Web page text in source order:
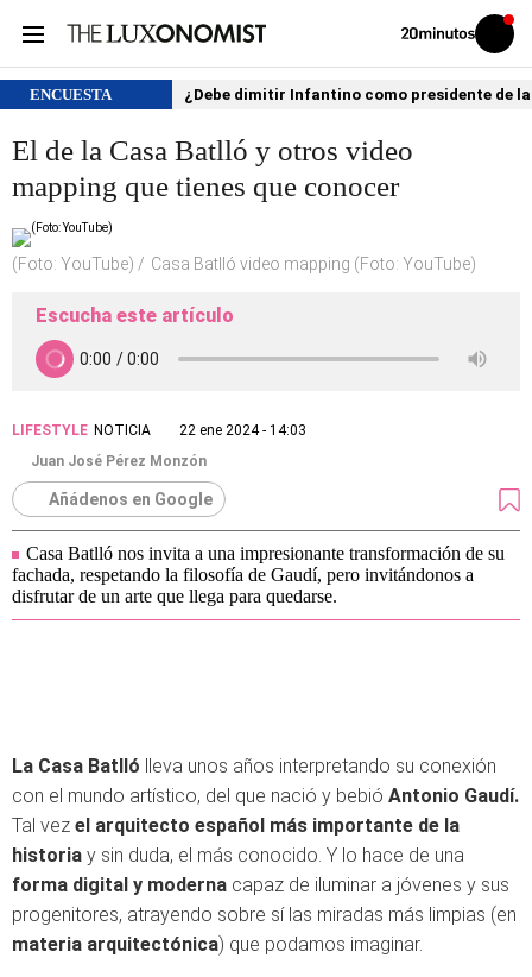
Volver
Iniciar
sesión
ENCUESTA ¿Debe dimitir Infantino como presidente de
El de la Casa Batlló y otros video
mapping que tienes que conocer
(Foto: YouTube) Casa Batlló video mapping (Foto: YouTube)
Escucha este artículo
LIFESTYLE NOTICIA
22 ene 2024 - 14:03
Juan José Pérez Monzón
Añádenos en Google
Casa Batlló nos invita a una impresionante transformación de su
fachada, respetando la filosofía de Gaudí, pero invitándonos a
disfrutar de un arte que llega para quedarse.
La Casa Batlló lleva unos años interpretando su conexión
con el mundo artístico, del que nació y bebió Antonio Gaudí.
Tal vez el arquitecto español más importante de la
historia y sin duda, el más conocido. Y lo hace de una
forma digital y moderna capaz de iluminar a jóvenes y sus
progenitores, atrayendo sobre sí las miradas más limpias (en
materia arquitectónica) que podamos imaginar.